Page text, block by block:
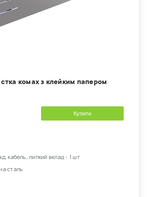
комах з клейким папером
Купити
кабель, липкий вклад - 1 шт
сталь